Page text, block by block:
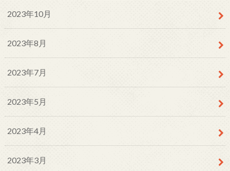
2023年10月
2023年8月
2023年7月
2023年5月
2023年4月
2023年3月